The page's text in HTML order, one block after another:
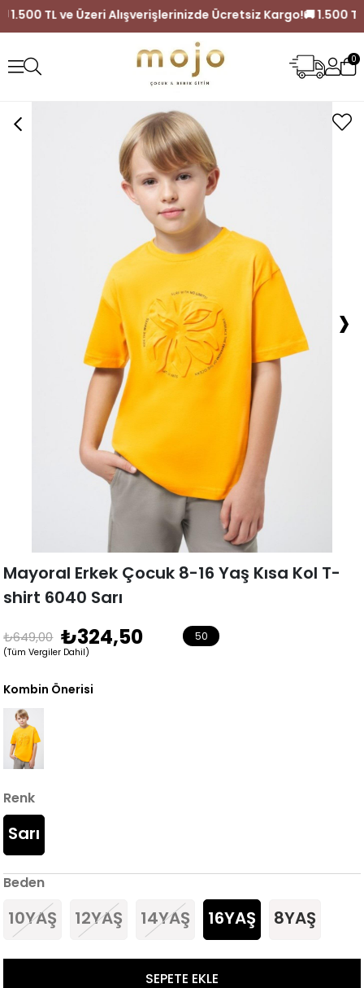
🚚 1.500 TL ve Üzeri Alışverişlerinizde Ücretsiz Kargo!
0
›
Mayoral Erkek Çocuk 8-16 Yaş Kısa Kol T-
shirt 6040 Sarı
₺649,00 ₺324,50
(Tüm Vergiler Dahil)
50
Kombin Önerisi
Renk
Sarı
Beden
10YAŞ 12YAŞ 14YAŞ 16YAŞ 8YAŞ